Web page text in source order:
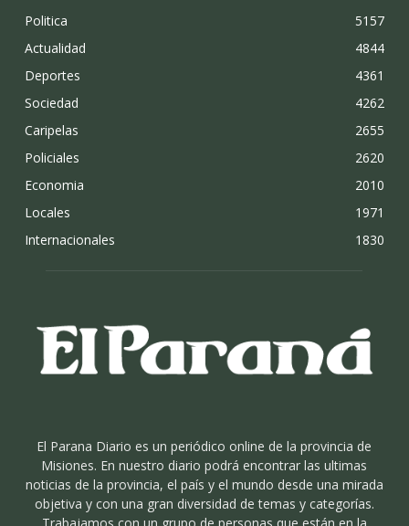
Politica
5157
Actualidad
4844
Deportes
4361
Sociedad
4262
Caripelas
2655
Policiales
2620
Economia
2010
Locales
1971
Internacionales
1830
El Parana Diario es un periódico online de la provincia de
Misiones. En nuestro diario podrá encontrar las ultimas
noticias de la provincia, el país y el mundo desde una mirada
objetiva y con una gran diversidad de temas y categorías.